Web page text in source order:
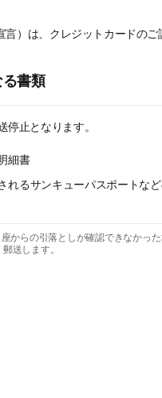
言）は、クレジットカードの
書類
停止となります。
細書
れるサンキューパスポートな
からの引落としが確認できなかっ
送します。